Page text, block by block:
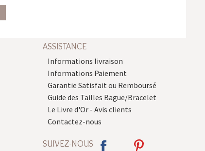
ASSISTANCE
Informations livraison
Informations Paiement
Garantie Satisfait ou Remboursé
Guide des Tailles Bague/Bracelet
Le Livre d'Or - Avis clients
Contactez-nous
SUIVEZ-NOUS